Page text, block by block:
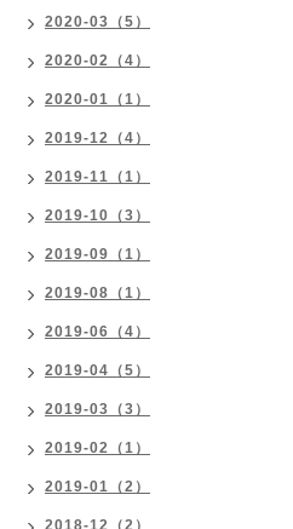
2020-03（5）
2020-02（4）
2020-01（1）
2019-12（4）
2019-11（1）
2019-10（3）
2019-09（1）
2019-08（1）
2019-06（4）
2019-04（5）
2019-03（3）
2019-02（1）
2019-01（2）
2018-12（2）